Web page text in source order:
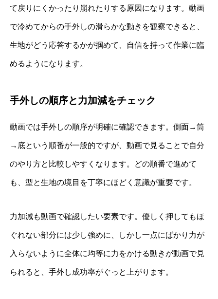
て戻りにくかったり崩れたりする原因になります。動画
で冷めてからの手外しの滑らかな動きを観察できると、
生地がどう応答するかが掴めて、自信を持って作業に臨
めるようになります。
手外しの順序と力加減をチェック
動画では手外しの順序が明確に確認できます。側面→筒
→底という順番が一般的ですが、動画で見ることで自分
のやり方と比較しやすくなります。どの順番で進めて
も、型と生地の境目を丁寧にほどく意識が重要です。
力加減も動画で確認したい要素です。優しく押してもほ
ぐれない部分には少し強めに、しかし一点にばかり力が
入らないように全体に均等に力をかける動きが動画で見
られると、手外し成功率がぐっと上がります。